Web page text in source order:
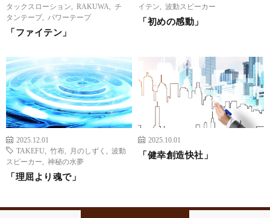
タックスローション
RAKUWA
チ
タンテープ, パワーテープ
「ファイテン」
イテン
波動スピーカー
「初めの感動」
2025.12.01
TAKEFU
竹布 月のしずく
波動
スピーカー
神秘の水夢
「理屈より魂で」
2025.10.01
「健幸創造快社」